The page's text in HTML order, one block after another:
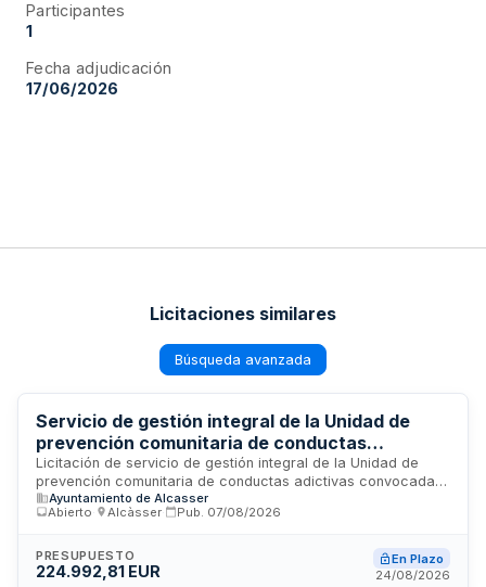
Participantes
1
Fecha adjudicación
17/06/2026
Licitaciones similares
Búsqueda avanzada
Servicio de gestión integral de la Unidad de
prevención comunitaria de conductas
adictivas del Ayuntamiento de Alcàsser
Licitación de servicio de gestión integral de la Unidad de
prevención comunitaria de conductas adictivas convocada
por el Ayuntamiento de Alcàsser. El contrato se rige por la
Ley de Contratos del Sector Público y se adjudicará
precio por precios unitarios en función de las necesidades
de la Administración. La adjudicación se realizará conforme
Ayuntamiento de Alcasser
Abierto
Alcàsser Pub. 07/08/2026
PRESUPUESTO
224.992,81 EUR
En Plazo
24/08/2026